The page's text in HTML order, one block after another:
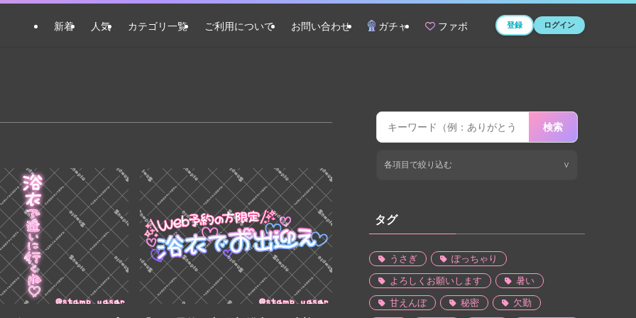
新着 人気 カテゴリ一覧 ご利用について お問い合わせ ガチャ ファボ 登録 ログイン
検索
各項目で絞り込む ∨
タグ
うさぎ ぽっちゃり
よろしくお願いします 暑い
甘えんぼ 秘密 欠勤